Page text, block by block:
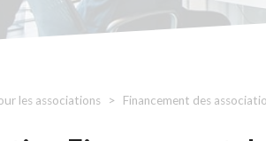
les associations Financement des